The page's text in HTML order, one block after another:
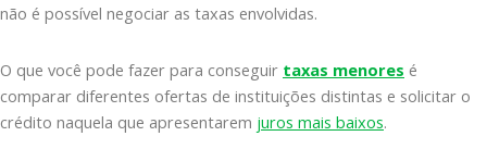
não é possível negociar as taxas envolvidas.
O que você pode fazer para conseguir taxas menores é
comparar diferentes ofertas de instituições distintas e solicitar o
crédito naquela que apresentarem juros mais baixos.